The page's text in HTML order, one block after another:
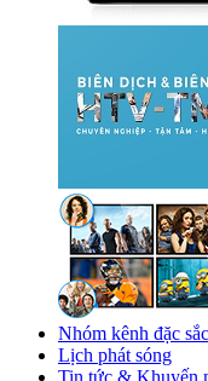
Nhóm kênh đặc sắc
Lịch phát sóng
Tin tức & Khuyến